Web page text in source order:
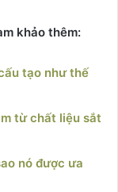
khảo thêm:
tạo như thế
từ chất liệu sắt
nó được ưa